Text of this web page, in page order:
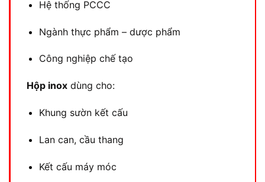
Hệ thống PCCC
Ngành thực phẩm – dược phẩm
Công nghiệp chế tạo
Hộp inox dùng cho:
Khung sườn kết cấu
Lan can, cầu thang
Kết cấu máy móc